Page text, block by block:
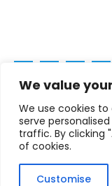
We value
We use cookies
serve
traffic. By clicking
of cookies.
Customise
Copyright © 2025 - 2028.